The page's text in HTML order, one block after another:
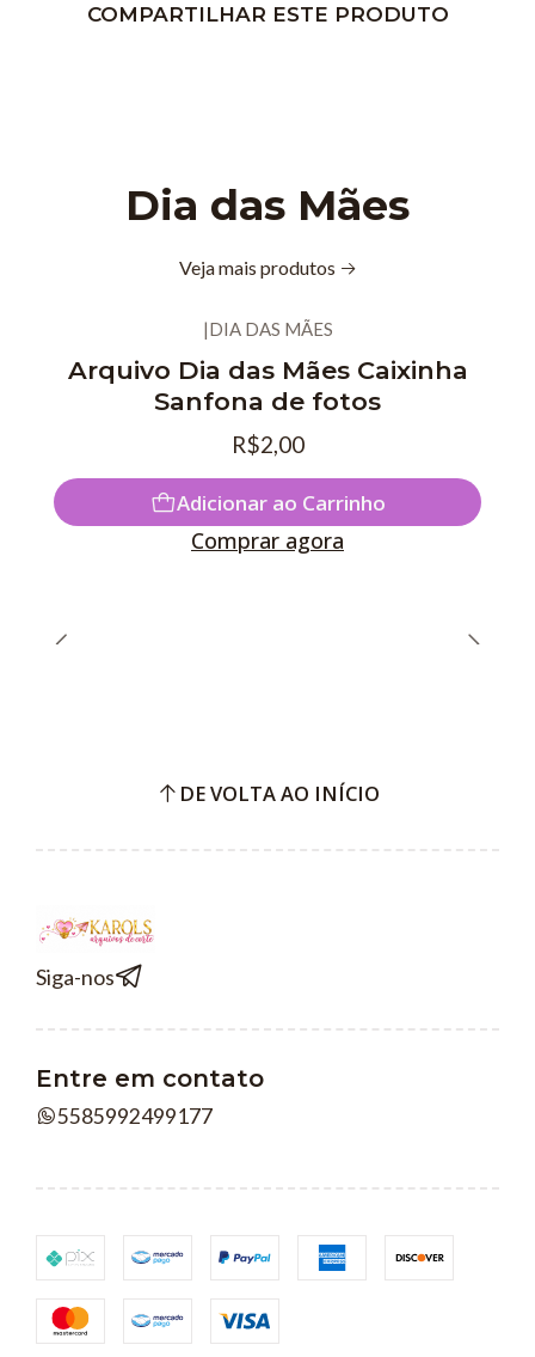
COMPARTILHAR ESTE PRODUTO
Dia das Mães
Veja mais produtos
|DIA DAS MÃES
Arquivo Dia das Mães Caixinha
Sanfona de fotos
R$2,00
Adicionar ao Carrinho
Comprar agora
DE VOLTA AO INÍCIO
Siga-nos
Entre em contato
5585992499177